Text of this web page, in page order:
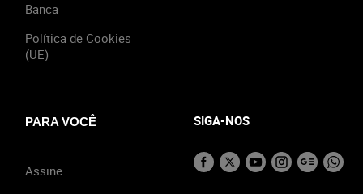
Banca
Política de Cookies
(UE)
PARA VOCÊ
Assine
SIGA-NOS